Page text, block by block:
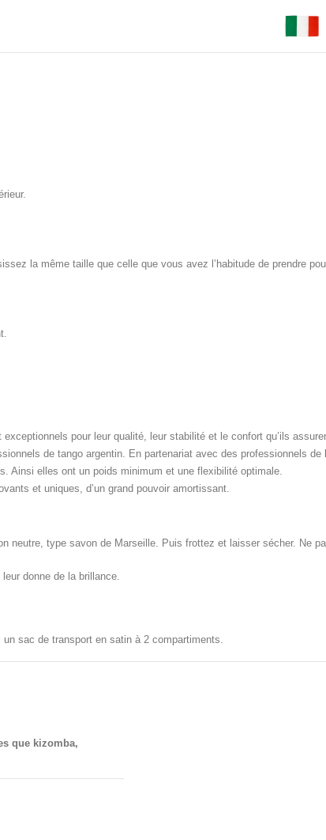
la même taille que celle que vous avez l’habitude de prendre
pour leur qualité, leur stabilité et le confort qu’ils
de tango argentin. En partenariat avec des professionnels de
Ainsi elles ont un poids minimum et une flexibilité optimale.
et uniques, d’un grand pouvoir amortissant.
neutre, type savon de Marseille. Puis frottez et laisser sécher. Ne
donne de la brillance.
sac de transport en satin à 2 compartiments.
que kizomba,